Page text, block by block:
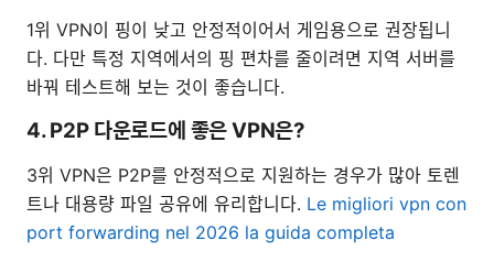
1위 VPN이 핑이 낮고 안정적이어서 게임용으로 권장됩니
다. 다만 특정 지역에서의 핑 편차를 줄이려면 지역 서버를
바꿔 테스트해 보는 것이 좋습니다.
4. P2P 다운로드에 좋은 VPN은?
3위 VPN은 P2P를 안정적으로 지원하는 경우가 많아 토렌
트나 대용량 파일 공유에 유리합니다. Le migliori vpn con
port forwarding nel 2026 la guida completa